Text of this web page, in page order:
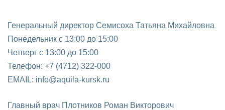
Генеральный директор Семисоха Татьяна Михайловна
Понедельник с 13:00 до 15:00
Четверг с 13:00 до 15:00
Телефон: +7 (4712) 322-000
EMAIL: info@aquila-kursk.ru
Главный врач Плотников Роман Викторович